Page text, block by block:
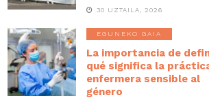
30 UZTAILA, 2026
EGUNEKO GAIA
La importancia de
qué significa la
enfermera sensible al
género